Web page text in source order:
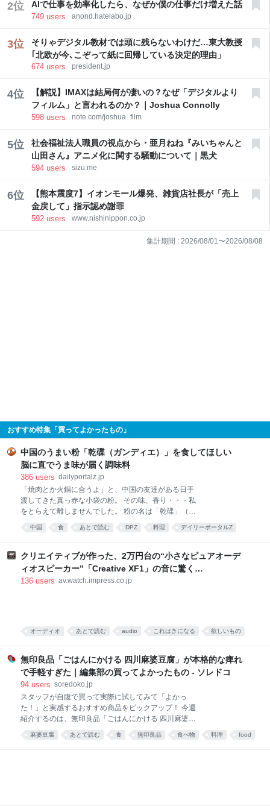
2位 AIで仕事を効率化したら、なぜか僕の仕事だけ増えた話
749 users anond.hatelabo.jp
3位
そりゃデジタル教材では頭に残らないわけだ…東大教授
｢北欧が今､こぞって紙に回帰している決定的理由」
674 users president.jp
4位
【解説】IMAXは結局何が凄いの？なぜ「デジタルより
フィルム」と言われるのか？｜Joshua Connolly
598 users note.com/joshua_film
5位
社会福祉法人職員の視点から・亜月ねね『みいちゃんと
山田さん』アニメ化に関する騒動について｜黒犬
594 users sizu.me
6位
【熊本震度7】イオンモール爆発、雑貨店社長が「売上
金戻して」指示認め謝罪
592 users www.nishinippon.co.jp
集計期間 : 2026/08/01 〜2026/08/08
おすすめ特集「買ってよかったもの」
中国のうまい粉「乾碟（ガンディエ）」を食してほしい
脳に直でうま味が届く調味料
386 users dailyportalz.jp
「焼肉とか火鍋に合うよ」と、中国の友達がある日手
渡してきた真っ赤な小袋の粉。 その味、香り・・・私
をとらえて離しませんでした。 粉の名は「乾碟」（ガ
た、脳に直でうま味が届く調味料です。 そんな乾碟を
した。 真っ赤な小袋に入った粉 大学院生のころ、中国
の東北地方から来た留学生の女の子と仲良くなりまし
た。 彼女は辛い物が大好き。「日本には辛い食べ物が
ない」と、中国のショッピングサイト「淘宝」（タオ
キャラの描かれた、真っ赤な小袋をくれました。 なん
していなか
中国 食 あとで読む DPZ 料理 デイリーポータルZ
クリエイティブが作った、2万円台の“小さなピュアオーデ
ィオスピーカー”「Creative XF1」の音に驚く
[Sponsored]
136 users av.watch.impress.co.jp
オーディオ あとで読む audio これはきになる 欲しいもの
無印良品「ごはんにかける 四川麻婆豆腐」が本格的な痺れ
で手軽すぎた｜編集部の買ってよかったもの - ソレドコ
94 users soredoko.jp
スタッフが自腹で買って実際に試してみて「よかっ
た！」と実感するおすすめ商品をピックアップ！ 今週
紹介するのは、無印良品「ごはんにかける 四川麻婆豆
本格四川の味が楽しめます。暑くて料理が億劫な日
麻婆豆腐 あとで読む 食 無印良品 食べ物 料理 food